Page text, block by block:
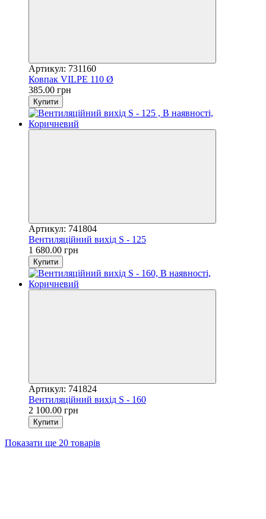
Артикул: 731160
Ковпак VILPE 110 Ø
385.00 грн
Купити
Артикул: 741804
Вентиляційний вихід S - 125
1 680.00 грн
Купити
Артикул: 741824
Вентиляційний вихід S - 160
2 100.00 грн
Купити
Показати ще 20 товарів